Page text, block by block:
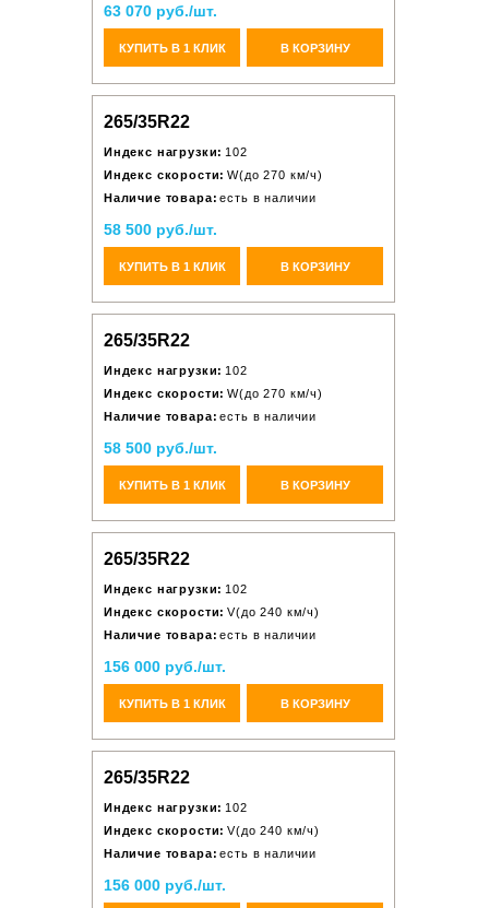
63 070 руб./шт.
КУПИТЬ В 1 КЛИК В КОРЗИНУ
265/35R22
Индекс нагрузки: 102
Индекс скорости: W(до 270 км/ч)
Наличие товара: есть в наличии
58 500 руб./шт.
КУПИТЬ В 1 КЛИК В КОРЗИНУ
265/35R22
Индекс нагрузки: 102
Индекс скорости: W(до 270 км/ч)
Наличие товара: есть в наличии
58 500 руб./шт.
КУПИТЬ В 1 КЛИК В КОРЗИНУ
265/35R22
Индекс нагрузки: 102
Индекс скорости: V(до 240 км/ч)
Наличие товара: есть в наличии
156 000 руб./шт.
КУПИТЬ В 1 КЛИК В КОРЗИНУ
265/35R22
Индекс нагрузки: 102
Индекс скорости: V(до 240 км/ч)
Наличие товара: есть в наличии
156 000 руб./шт.